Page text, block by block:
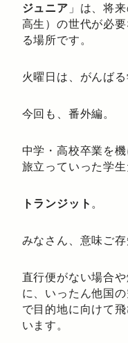
ジュニア 」は、将
高生）の世代が必
る場所です。
火曜日は、がんばる
今回も、番外編。
中学・高校卒業を
旅立っていった学生
トランジット 。
みなさん、意味ご存
直行便がない場合
に、いったん他国
で目的地に向けて
います。